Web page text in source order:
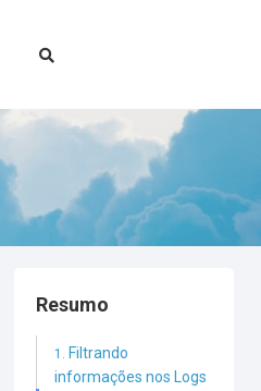
Resumo
Filtrando
informações nos Logs